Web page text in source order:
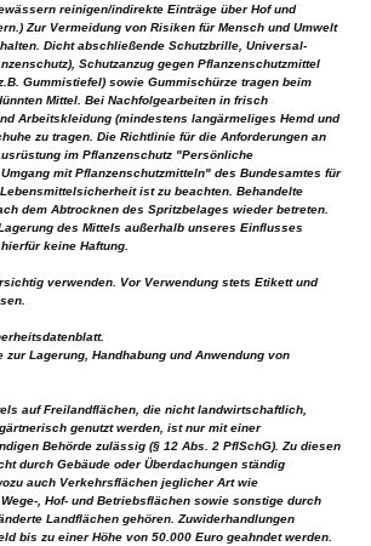
reinigen/indirekte Einträge über Hof und
Zur Vermeidung von Risiken für Mensch und Umwelt
Dicht abschließende Schutzbrille, Universal-
Schutzanzug gegen Pflanzenschutzmittel
Gummistiefel) sowie Gummischürze tragen beim
Mittel. Bei Nachfolgearbeiten in frisch
Arbeitskleidung (mindestens langärmeliges Hemd und
zu tragen. Die Richtlinie für die Anforderungen an
im Pflanzenschutz "Persönliche
mit Pflanzenschutzmitteln" des Bundesamtes für
ist zu beachten. Behandelte
dem Abtrocknen des Spritzbelages wieder betreten.
des Mittels außerhalb unseres Einflusses
keine Haftung.
verwenden. Vor Verwendung stets Etikett und
zur Lagerung, Handhabung und Anwendung von
auf Freilandflächen, die nicht landwirtschaftlich,
genutzt werden, ist nur mit einer
Behörde zulässig (§ 12 Abs. 2 PflSchG). Zu diesen
durch Gebäude oder Überdachungen ständig
auch Verkehrsflächen jeglicher Art wie
, Hof- und Betriebsflächen sowie sonstige durch
Landflächen gehören. Zuwiderhandlungen
bis zu einer Höhe von 50.000 Euro geahndet werden.